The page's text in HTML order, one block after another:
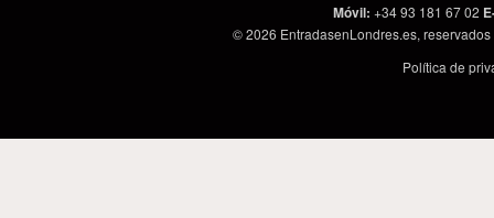
Móvil: +34 93 181 67 02
© 2026 EntradasenLondres.es,
Política de